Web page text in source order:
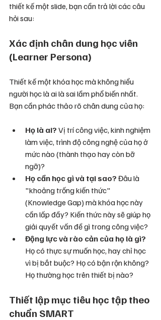
thiết kế một slide, bạn cần trả lời các câu
hỏi sau:
Xác định chân dung học viên
(Learner Persona)
Thiết kế một khóa học mà không hiểu
người học là ai là sai lầm phổ biến nhất.
Bạn cần phác thảo rõ chân dung của họ:
Họ là ai? Vị trí công việc, kinh nghiệm
làm việc, trình độ công nghệ của họ ở
mức nào (thành thạo hay còn bỡ
ngỡ)?
Họ cần học gì và tại sao? Đâu là
"khoảng trống kiến thức"
(Knowledge Gap) mà khóa học này
cần lấp đầy? Kiến thức này sẽ giúp họ
giải quyết vấn đề gì trong công việc?
Động lực và rào cản của họ là gì?
Họ có thực sự muốn học, hay chỉ học
vì bị bắt buộc? Họ có bận rộn không?
Họ thường học trên thiết bị nào?
Thiết lập mục tiêu học tập theo
chuẩn SMART